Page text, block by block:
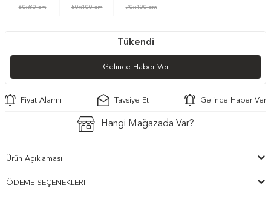
60x80 cm 50x100 cm 70x100 cm
Tükendi
Gelince Haber Ver
Fiyat Alarmı Tavsiye Et Gelince Haber Ver
Hangi Mağazada Var?
Ürün Açıklaması
ÖDEME SEÇENEKLERI